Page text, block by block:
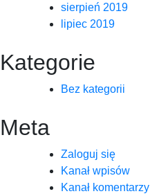
sierpień 2019
lipiec 2019
Kategorie
Bez kategorii
Meta
Zaloguj się
Kanał wpisów
Kanał komentarzy